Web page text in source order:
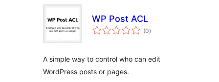
WP Post ACL
(0укупних
оцена
)
A simple way to control who can edit
WordPress posts or pages.